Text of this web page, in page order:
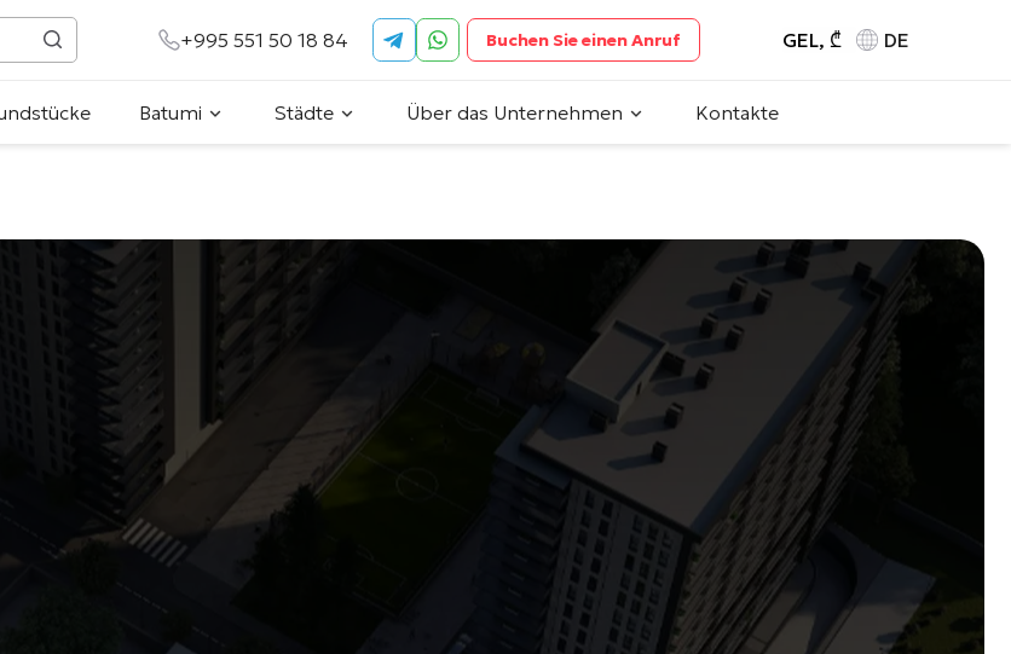
+995 551 50 18 84 Buchen Sie einen Anruf GEL, ₾ DE
Batumi Städte Über das Unternehmen Kontakte